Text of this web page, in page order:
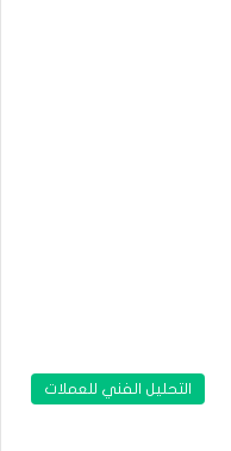
التحليل الفني للعملات